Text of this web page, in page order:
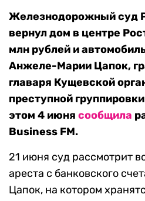
Железнодорожный суд
вернул дом в центре
млн рублей и
Анжеле-Марии Цапок,
главаря Кущевской
преступной
этом 4 июня сообщила
Business FM.
21 июня суд рассмотрит
ареста с банковского
Цапок, на котором